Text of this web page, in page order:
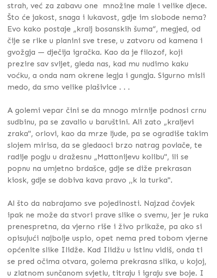
strah, već za zabavu one množine male i velike djece.
Što će jakost, snaga i lukavost, gdje im slobode nema?
Evo kako postaje „kralj bosanskih šuma“, megjed, od
čije se rike u planini sve trese, u zatvoru od kamena i
gvožgja — dječija igračka. Kao da je filozof, koji
prezire sav svijet, gleda nas, kad mu nudimo kaku
voćku, a onda nam okrene legja i gungja. Sigurno misli
medo, da smo velike plašivice . . .
A golemi vepar čini se da mnogo mirnije podnosi crnu
sudbinu, pa se zavalio u baruštini. Ali zato „kraljevi
zraka", orlovi, kao da mrze ljude, pa se ogradiše takim
slojem mirisa, da se gledaoci brzo natrag povlače, te
radije pogju u dražesnu „Mattonijevu kolibu", ili se
popnu na umjetno brdašce, gdje se diže prekrasan
kiosk, gdje se dobiva kava pravo ,,k la turka".
Al što da nabrajamo sve pojedinosti. Najzad čovjek
ipak ne može da stvori prave slike o svemu, jer je ruka
prenespretna, da vjerno riše i živo prikaže, pa ako si
opisujući najbolje uspio, opet nema pred tobom vjerne
općenite slike Ilidže. Kad Ilidžu u istinu vidiš, onda ti
se pred očima otvara, golema prekrasna slika, u kojoj,
u zlatnom sunčanom svjetlu, titraju i igraju sve boje. I